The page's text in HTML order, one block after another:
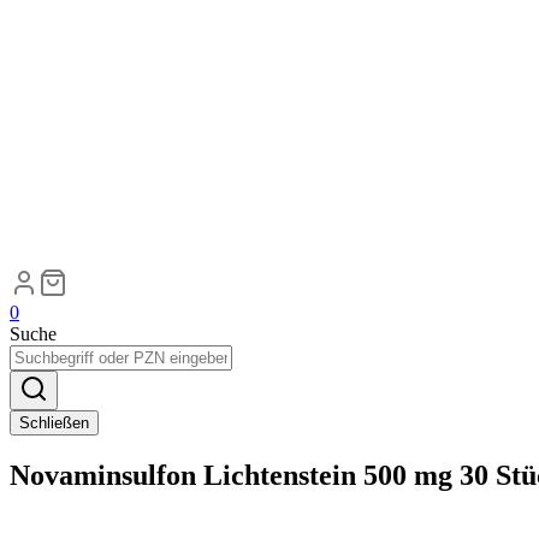
0
Suche
Schließen
Novaminsulfon Lichtenstein 500 mg 30